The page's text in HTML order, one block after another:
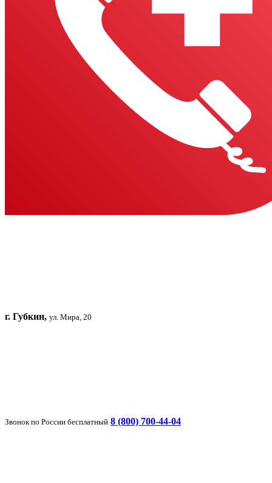
г. Губкин, ул. Мира, 20
Звонок по России бесплатный 8 (800) 700-44-04